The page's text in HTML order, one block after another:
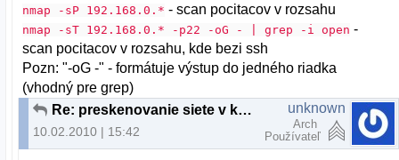
nmap -sP 192.168.0.* - scan pocitacov v rozsahu
nmap -sT 192.168.0.* -p22 -oG - | grep -i open -
scan pocitacov v rozsahu, kde bezi ssh
Pozn: "-oG -" - formátuje výstup do jedného riadka
(vhodný pre grep)
Re: preskenovanie siete v konzole
10.02.2010 | 15:42
unknown
Arch
Používateľ